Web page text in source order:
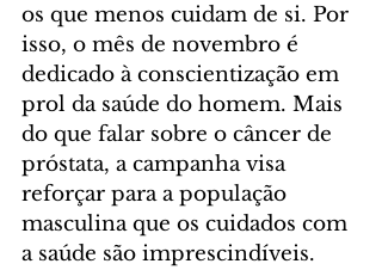
os que menos cuidam de si. Por
isso, o mês de novembro é
dedicado à conscientização em
prol da saúde do homem. Mais
do que falar sobre o câncer de
próstata, a campanha visa
reforçar para a população
masculina que os cuidados com
a saúde são imprescindíveis.